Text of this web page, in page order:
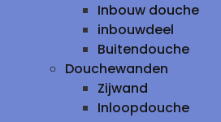
Inbouw douche
inbouwdeel
Buitendouche
Douchewanden
Zijwand
Inloopdouche